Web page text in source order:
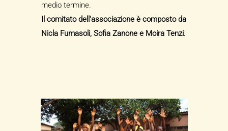
medio termine.
Il comitato dell'associazione è composto da
Nicla Fumasoli, Sofia Zanone e Moira Tenzi.